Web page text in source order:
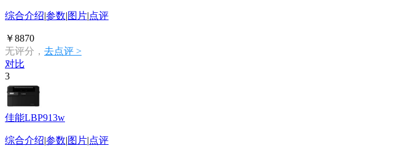
综合介绍|参数|图片|点评
￥8870
无评分， 去点评 >
对比
3
佳能LBP913w
综合介绍|参数|图片|点评